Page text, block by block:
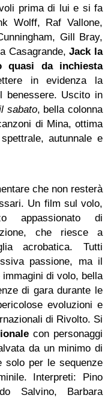
prima di lui e si fa
Wolff, Raf Vallone,
Gill Bray,
Casagrande,Jack la
da inchiesta
in evidenza la
benessere. Uscito in
sabato, bella colonna
di Mina, ottima
autunnale e
che non resterà
Un film sul volo,
appassionato di
che riesce a
acrobatica. Tutti
passione, ma il
di volo, bella
di gara durante le
evoluzioni e
di Rivolto. Si
con personaggi
da un minimo di
solo per le sequenze
Interpreti: Pino
Salvino, Barbara